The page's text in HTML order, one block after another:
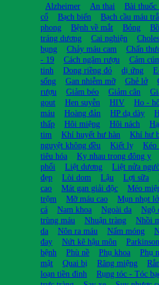
Alzheimer An thai Bài thuốc
cổ
Bạch biến Bạch cầu máu
phong
Bệnh về mắt Bỏng
tráng dương
Cai nghiện
bụng
Chảy máu cam Chấn
- 19
Cách ngâm rượu Cảm
tinh
Dong riềng đỏ dị ứng
sống
Gan nhiễm mỡ Ghẻ lở
rượu
Giảm béo Giảm cân
gout
Hen suyễn HIV Ho -
máu
Hoàng đản HP dạ dày
thấp
Hôi miệng Hôi nách
tim
Khí huyết hư hàn Khí hư
nguyệt không đều
Kiết lỵ Kéo
tiêu hóa
Kỵ nhau trong đông y
phổi
Liệt dương Liệt nửa
đẹp
Lòi dom Lậu Lợi sữa
cao
Mát gan giải độc Méo
trộm
Mỡ máu cao Mụn nhọt
cá
Nam khoa Ngoài da Ngộ
trùng máu
Nhuận tràng Nhồi
da
Nôn ra máu Nấm móng
đay
Nứt kẽ hậu môn Parkinson
bệnh
Phù nề Phụ khoa Phụ
mật
Quai bị Răng miệng
loạn tiền đình
Rụng tóc - Tóc